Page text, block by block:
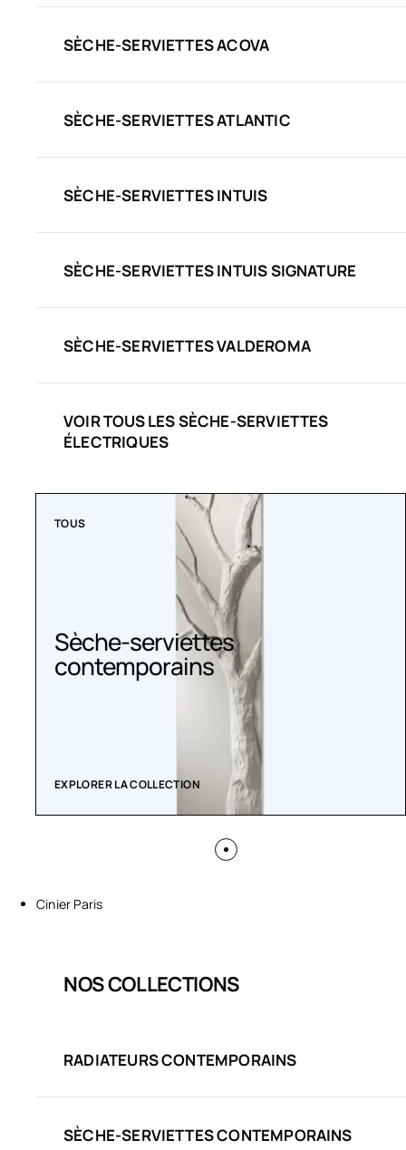
SÈCHE-SERVIETTES ACOVA
SÈCHE-SERVIETTES ATLANTIC
SÈCHE-SERVIETTES INTUIS
SÈCHE-SERVIETTES INTUIS SIGNATURE
SÈCHE-SERVIETTES VALDEROMA
VOIR TOUS LES SÈCHE-SERVIETTES
ÉLECTRIQUES
TOUS
Sèche-serviettes
contemporains
EXPLORER LA COLLECTION
Cinier Paris
NOS COLLECTIONS
RADIATEURS CONTEMPORAINS
SÈCHE-SERVIETTES CONTEMPORAINS